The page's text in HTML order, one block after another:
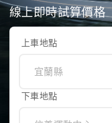
線上即時試算價格
上車地點
下車地點